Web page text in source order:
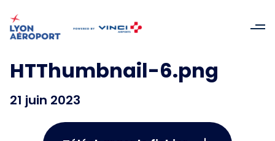
HTThumbnail-6.png
21 juin 2023